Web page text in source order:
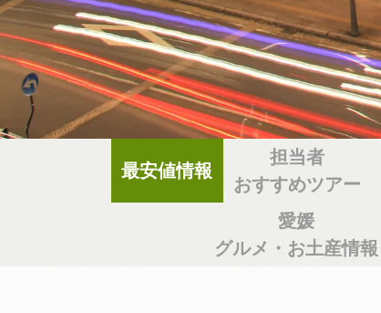
最安値情報
担当者
おすすめツアー
愛媛
グルメ・お土産情報